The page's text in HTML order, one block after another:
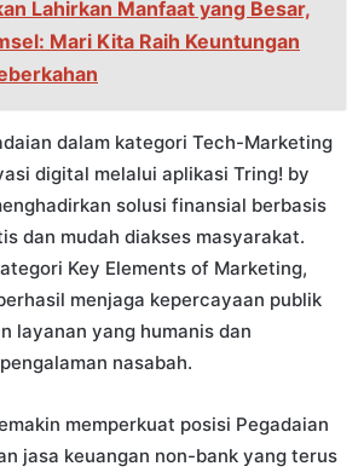
Lahirkan Manfaat yang Besar,
Mari Kita Raih Keuntungan
dalam kategori Tech-Marketing
digital melalui aplikasi Tring! by
solusi finansial berbasis
dan mudah diakses masyarakat.
Key Elements of Marketing,
menjaga kepercayaan publik
layanan yang humanis dan
nasabah.
memperkuat posisi Pegadaian
jasa keuangan non-bank yang terus